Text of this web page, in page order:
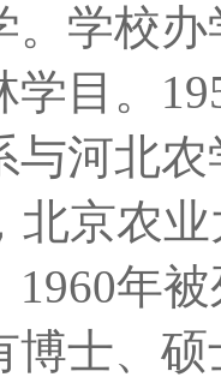
。学校
学目。
与河北
北京农
年
博士、